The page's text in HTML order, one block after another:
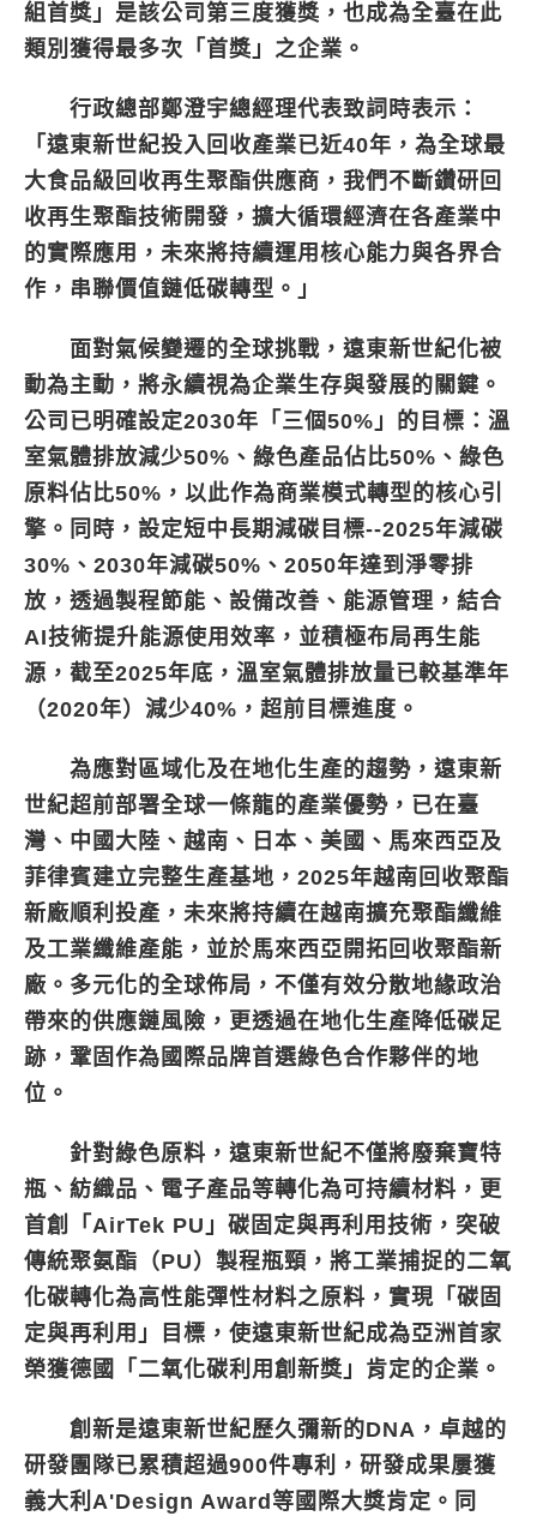
組首獎」是該公司第三度獲獎，也成為全臺在此
類別獲得最多次「首獎」之企業。
行政總部鄭澄宇總經理代表致詞時表示：
「遠東新世紀投入回收產業已近40年，為全球最
大食品級回收再生聚酯供應商，我們不斷鑽研回
收再生聚酯技術開發，擴大循環經濟在各產業中
的實際應用，未來將持續運用核心能力與各界合
作，串聯價值鏈低碳轉型。」
面對氣候變遷的全球挑戰，遠東新世紀化被
動為主動，將永續視為企業生存與發展的關鍵。
公司已明確設定2030年「三個50%」的目標：溫
室氣體排放減少50%、綠色產品佔比50%、綠色
原料佔比50%，以此作為商業模式轉型的核心引
擎。同時，設定短中長期減碳目標--2025年減碳
30%、2030年減碳50%、2050年達到淨零排
放，透過製程節能、設備改善、能源管理，結合
AI技術提升能源使用效率，並積極布局再生能
源，截至2025年底，溫室氣體排放量已較基準年
（2020年）減少40%，超前目標進度。
為應對區域化及在地化生產的趨勢，遠東新
世紀超前部署全球一條龍的產業優勢，已在臺
灣、中國大陸、越南、日本、美國、馬來西亞及
菲律賓建立完整生產基地，2025年越南回收聚酯
新廠順利投產，未來將持續在越南擴充聚酯纖維
及工業纖維產能，並於馬來西亞開拓回收聚酯新
廠。多元化的全球佈局，不僅有效分散地緣政治
帶來的供應鏈風險，更透過在地化生產降低碳足
跡，鞏固作為國際品牌首選綠色合作夥伴的地
位。
針對綠色原料，遠東新世紀不僅將廢棄寶特
瓶、紡織品、電子產品等轉化為可持續材料，更
首創「AirTek PU」碳固定與再利用技術，突破
傳統聚氨酯（PU）製程瓶頸，將工業捕捉的二氧
化碳轉化為高性能彈性材料之原料，實現「碳固
定與再利用」目標，使遠東新世紀成為亞洲首家
榮獲德國「二氧化碳利用創新獎」肯定的企業。
創新是遠東新世紀歷久彌新的DNA，卓越的
研發團隊已累積超過900件專利，研發成果屢獲
義大利A'Design Award等國際大獎肯定。同